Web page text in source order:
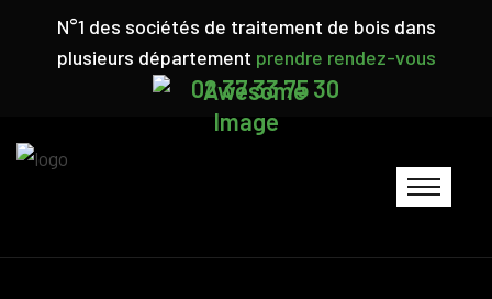
N°1 des sociétés de traitement de bois dans
plusieurs département prendre rendez-vous
02 37 33 75 30